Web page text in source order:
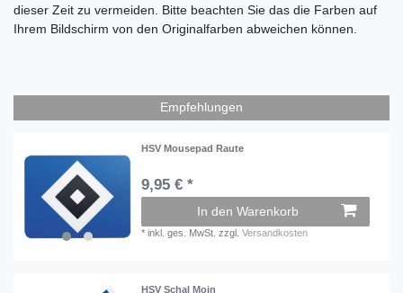
dieser Zeit zu vermeiden. Bitte beachten Sie das die Farben auf
Ihrem Bildschirm von den Originalfarben abweichen können.
Empfehlungen
HSV Mousepad Raute
9,95 € *
In den Warenkorb
*inkl. ges. MwSt. zzgl.Versandkosten
HSV Schal Moin